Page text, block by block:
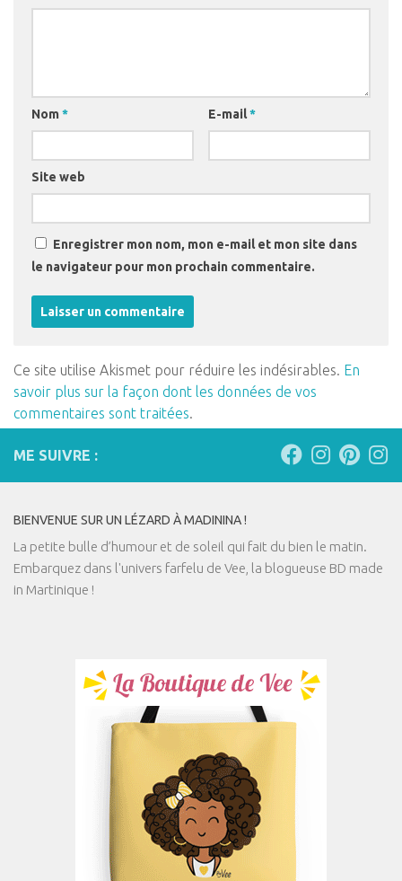
Nom * E-mail*
Site web
Enregistrer mon nom, mon e-mail et mon site dans
le navigateur pour mon prochain commentaire.
Ce site utilise Akismet pour réduire les indésirables. En
savoir plus sur la façon dont les données de vos
commentaires sont traitées.
ME SUIVRE :
BIENVENUE SUR UN LÉZARD À MADININA !
La petite bulle d’humour et de soleil qui fait du bien le matin.
Embarquez dans l'univers farfelu de Vee, la blogueuse BD made
in Martinique !